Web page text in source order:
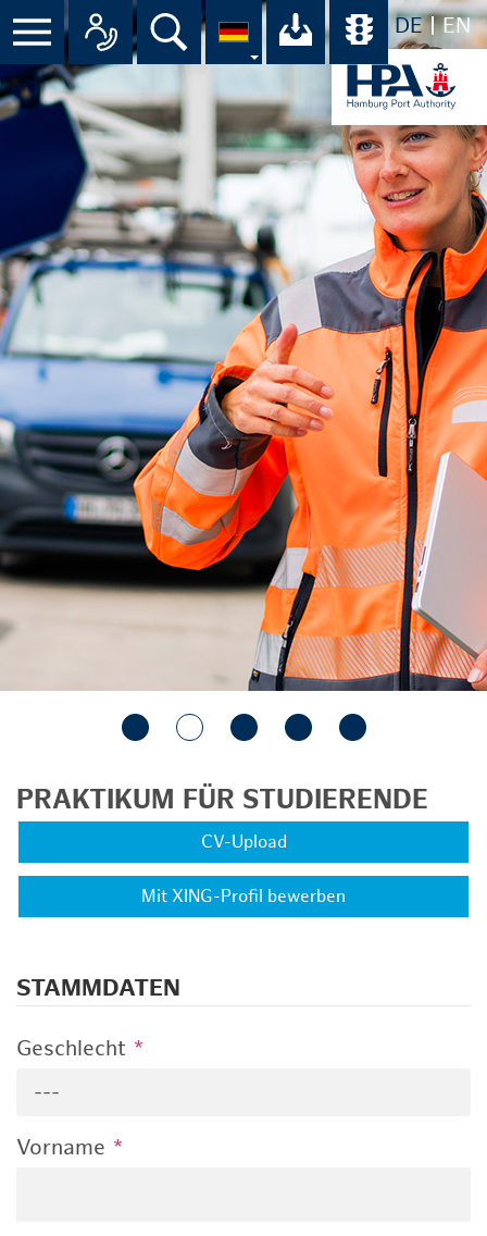
DE EN
Menü Alle Ansprechpartner im
Suche Ihr Download-
PRAKTIKUM FÜR STUDIERENDE
CV-Upload
Mit XING-Profil bewerben
STAMMDATEN
Geschlecht *
---
Vorname *